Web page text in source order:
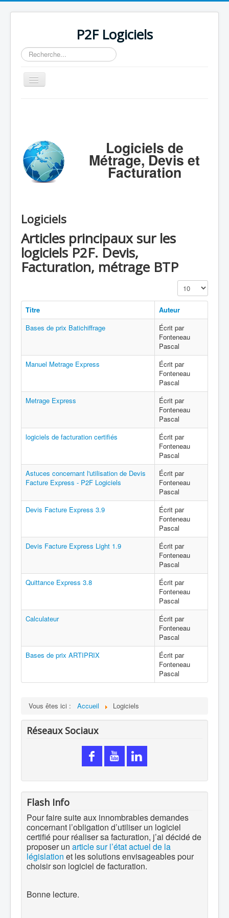
P2F Logiciels
Rechercher
Basculer
la
Support
Tarifs/Acheter
Contact / Mail / Liens
Logiciels de
Métrage, Devis et
Facturation
Logiciels
Articles principaux sur les
logiciels P2F. Devis,
Facturation, métrage BTP
Affichage #
Titre
Auteur
Bases de prix Batichiffrage
Écrit par
Fonteneau
Pascal
Manuel Metrage Express
Écrit par
Fonteneau
Pascal
Metrage Express
Écrit par
Fonteneau
Pascal
logiciels de facturation certifiés
Écrit par
Fonteneau
Pascal
Astuces concernant l'utilisation de Devis
Facture Express - P2F Logiciels
Écrit par
Fonteneau
Pascal
Devis Facture Express 3.9
Écrit par
Fonteneau
Pascal
Devis Facture Express Light 1.9
Écrit par
Fonteneau
Pascal
Quittance Express 3.8
Écrit par
Fonteneau
Pascal
Calculateur
Écrit par
Fonteneau
Pascal
Bases de prix ARTIPRIX
Écrit par
Fonteneau
Pascal
Vous êtes ici : Accueil Logiciels
Réseaux Sociaux
Flash Info
Pour faire suite aux innombrables demandes
concernant l’obligation d’utiliser un logiciel
certifié pour réaliser sa facturation, j’ai décidé de
proposer un article sur l’état actuel de la
législation et les solutions envisageables pour
choisir son logiciel de facturation.
Bonne lecture.